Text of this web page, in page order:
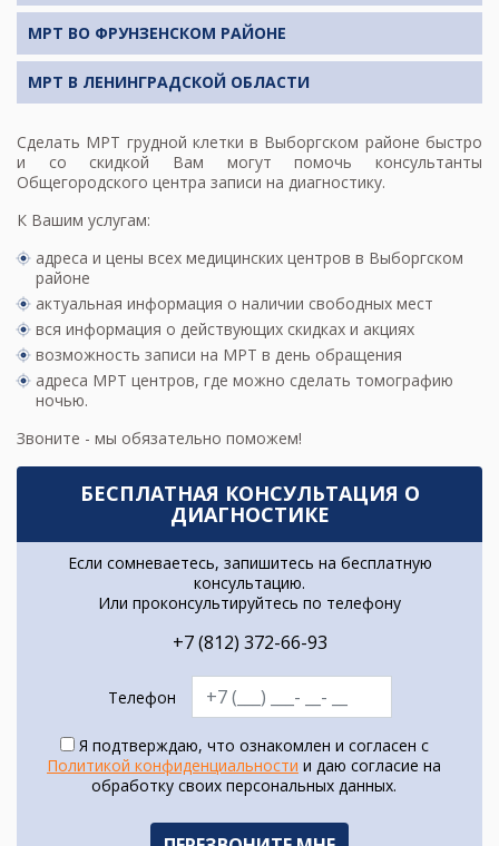
МРТ ВО ФРУНЗЕНСКОМ РАЙОНЕ
МРТ В ЛЕНИНГРАДСКОЙ ОБЛАСТИ
Сделать МРТ грудной клетки в Выборгском районе быстро
и со скидкой Вам могут помочь консультанты
Общегородского центра записи на диагностику.
К Вашим услугам:
адреса и цены всех медицинских центров в Выборгском
районе
актуальная информация о наличии свободных мест
вся информация о действующих скидках и акциях
возможность записи на МРТ в день обращения
адреса МРТ центров, где можно сделать томографию
ночью.
Звоните - мы обязательно поможем!
БЕСПЛАТНАЯ КОНСУЛЬТАЦИЯ О
ДИАГНОСТИКЕ
Если сомневаетесь, запишитесь на бесплатную
консультацию.
Или проконсультируйтесь по телефону
+7 (812) 372-66-93
Телефон
Я подтверждаю, что ознакомлен и согласен с
Политикой конфиденциальности и даю согласие на
обработку своих персональных данных.